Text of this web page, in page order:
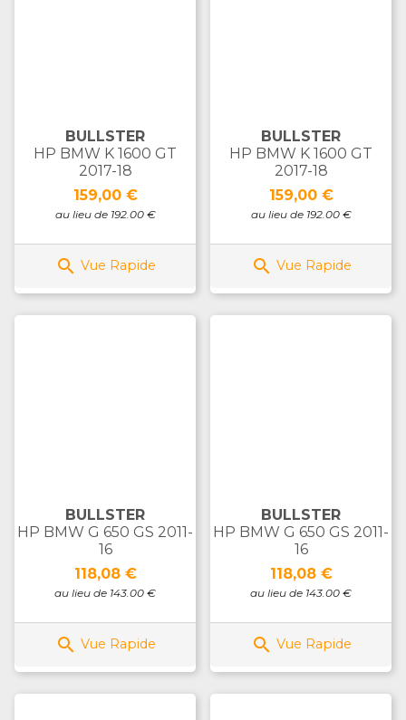
BULLSTER
HP BMW K 1600 GT
2017-18
Prix
159,00 €
au lieu de 192.00 €
 Vue Rapide
BULLSTER
HP BMW K 1600 GT
2017-18
Prix
159,00 €
au lieu de 192.00 €
 Vue Rapide
BULLSTER
HP BMW G 650 GS 2011-
16
Prix
118,08 €
au lieu de 143.00 €
 Vue Rapide
BULLSTER
HP BMW G 650 GS 2011-
16
Prix
118,08 €
au lieu de 143.00 €
 Vue Rapide